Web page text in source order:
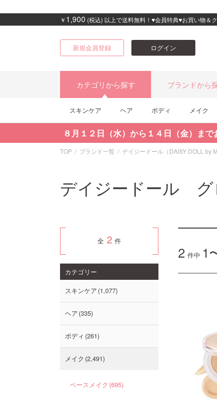
￥ 1,900 (税込) 以上で送料無料！♥会員特典♥お買い物＆
新規会員登録 ログイン
カテゴリから探す ブランドから
スキンケア ヘア ボディ メイク
８月１２日（水）から１４日（金）ま
TOP ブランド一覧 デイジードール（DAISY DOLL by
デイジードール グ
2 件中 1
全 2 件
カテゴリー
スキンケア 1,077
ヘア 335
ボディ 261
メイク 2,491
ベースメイク 695